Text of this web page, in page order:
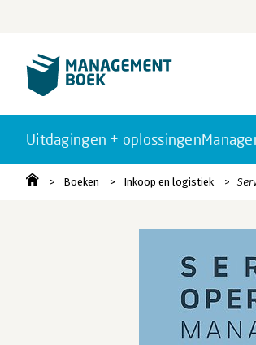
Uitdagingen + oplossingen
Boeken Inkoop en logistiek